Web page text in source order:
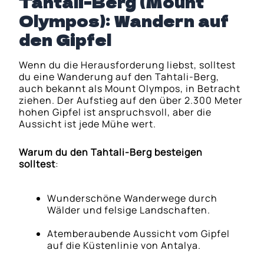
Olympos): Wandern auf
den Gipfel
Wenn du die Herausforderung liebst, solltest
du eine Wanderung auf den Tahtali-Berg,
auch bekannt als Mount Olympos, in Betracht
ziehen. Der Aufstieg auf den über 2.300 Meter
hohen Gipfel ist anspruchsvoll, aber die
Aussicht ist jede Mühe wert.
Warum du den Tahtali-Berg besteigen
solltest:
Wunderschöne Wanderwege durch
Wälder und felsige Landschaften.
Atemberaubende Aussicht vom Gipfel
auf die Küstenlinie von Antalya.